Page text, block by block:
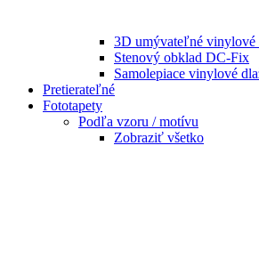
3D umývateľné vinylové
Stenový obklad DC-Fix
Samolepiace vinylové
Pretierateľné
Fototapety
Podľa vzoru / motívu
Zobraziť všetko